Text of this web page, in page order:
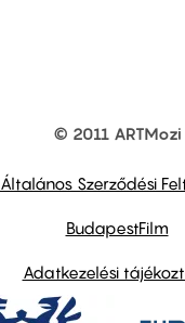
© 2011 ARTMozi
Általános Szerződési
BudapestFilm
Adatkezelési